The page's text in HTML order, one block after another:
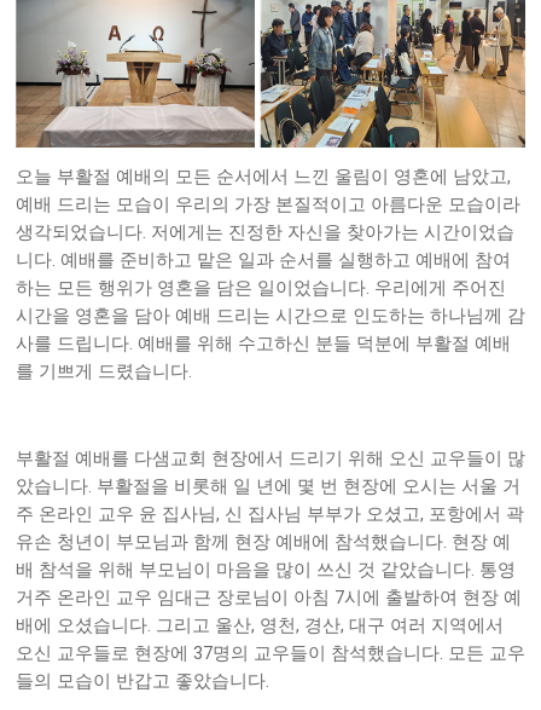
오늘 부활절 예배의 모든 순서에서 느낀 울림이 영혼에 남았고,
예배 드리는 모습이 우리의 가장 본질적이고 아름다운 모습이라
생각되었습니다. 저에게는 진정한 자신을 찾아가는 시간이었습
니다. 예배를 준비하고 맡은 일과 순서를 실행하고 예배에 참여
하는 모든 행위가 영혼을 담은 일이었습니다. 우리에게 주어진
시간을 영혼을 담아 예배 드리는 시간으로 인도하는 하나님께 감
사를 드립니다. 예배를 위해 수고하신 분들 덕분에 부활절 예배
를 기쁘게 드렸습니다.
부활절 예배를 다샘교회 현장에서 드리기 위해 오신 교우들이 많
았습니다. 부활절을 비롯해 일 년에 몇 번 현장에 오시는 서울 거
주 온라인 교우 윤 집사님, 신 집사님 부부가 오셨고, 포항에서 곽
유손 청년이 부모님과 함께 현장 예배에 참석했습니다. 현장 예
배 참석을 위해 부모님이 마음을 많이 쓰신 것 같았습니다. 통영
거주 온라인 교우 임대근 장로님이 아침 7시에 출발하여 현장 예
배에 오셨습니다. 그리고 울산, 영천, 경산, 대구 여러 지역에서
오신 교우들로 현장에 37명의 교우들이 참석했습니다. 모든 교우
들의 모습이 반갑고 좋았습니다.